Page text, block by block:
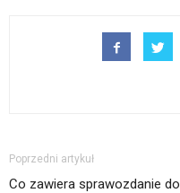
Poprzedni artykuł
Co zawiera sprawozdanie do